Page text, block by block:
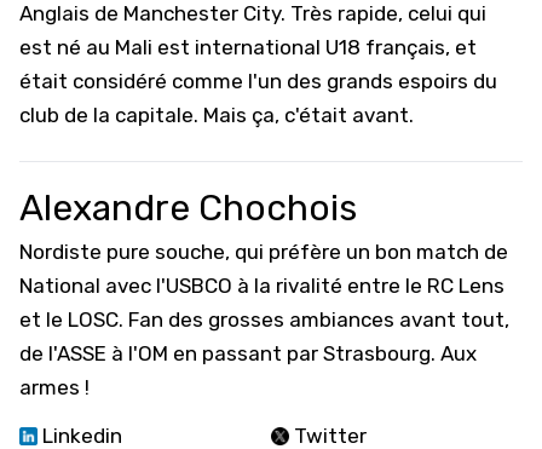
Anglais de Manchester City. Très rapide, celui qui
est né au Mali est international U18 français, et
était considéré comme l'un des grands espoirs du
club de la capitale. Mais ça, c'était avant.
Alexandre Chochois
Nordiste pure souche, qui préfère un bon match de
National avec l'USBCO à la rivalité entre le RC Lens
et le LOSC. Fan des grosses ambiances avant tout,
de l'ASSE à l'OM en passant par Strasbourg. Aux
armes !
Linkedin
Twitter